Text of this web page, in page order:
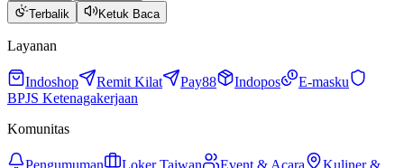
Terbalik Ketuk Baca
Layanan
Indoshop Remit Kilat Pay88 Indopos
E-masku
BPJS Ketenagakerjaan
Komunitas